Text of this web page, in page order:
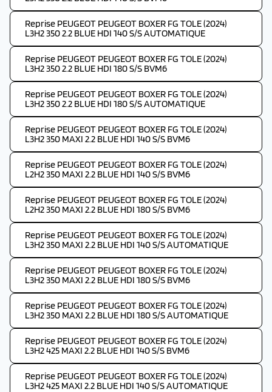
Reprise PEUGEOT PEUGEOT BOXER FG TOLE (2024)
L3H2 350 2.2 BLUE HDI 140 S/S AUTOMATIQUE
Reprise PEUGEOT PEUGEOT BOXER FG TOLE (2024)
L3H2 350 2.2 BLUE HDI 180 S/S BVM6
Reprise PEUGEOT PEUGEOT BOXER FG TOLE (2024)
L3H2 350 2.2 BLUE HDI 180 S/S AUTOMATIQUE
Reprise PEUGEOT PEUGEOT BOXER FG TOLE (2024)
L3H2 350 MAXI 2.2 BLUE HDI 140 S/S BVM6
Reprise PEUGEOT PEUGEOT BOXER FG TOLE (2024)
L2H2 350 MAXI 2.2 BLUE HDI 140 S/S BVM6
Reprise PEUGEOT PEUGEOT BOXER FG TOLE (2024)
L2H2 350 MAXI 2.2 BLUE HDI 180 S/S BVM6
Reprise PEUGEOT PEUGEOT BOXER FG TOLE (2024)
L3H2 350 MAXI 2.2 BLUE HDI 140 S/S AUTOMATIQUE
Reprise PEUGEOT PEUGEOT BOXER FG TOLE (2024)
L3H2 350 MAXI 2.2 BLUE HDI 180 S/S BVM6
Reprise PEUGEOT PEUGEOT BOXER FG TOLE (2024)
L3H2 350 MAXI 2.2 BLUE HDI 180 S/S AUTOMATIQUE
Reprise PEUGEOT PEUGEOT BOXER FG TOLE (2024)
L3H2 425 MAXI 2.2 BLUE HDI 140 S/S BVM6
Reprise PEUGEOT PEUGEOT BOXER FG TOLE (2024)
L3H2 425 MAXI 2.2 BLUE HDI 140 S/S AUTOMATIQUE